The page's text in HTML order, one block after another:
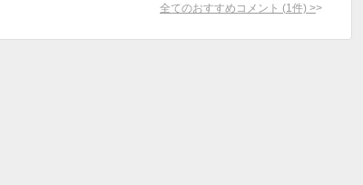
全てのおすすめコメント (1 件) >